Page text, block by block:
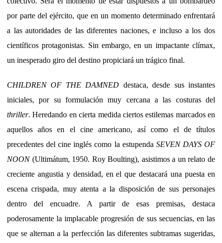
por parte del ejército, que en un momento determinado enfrentará
a las autoridades de las diferentes naciones, e incluso a los dos
científicos protagonistas. Sin embargo, en un impactante clímax,
un inesperado giro del destino propiciará un trágico final.
CHILDREN OF THE DAMNED destaca, desde sus instantes
iniciales, por su formulación muy cercana a las costuras del
thriller. Heredando en cierta medida ciertos estilemas marcados en
aquellos años en el cine americano, así como el de títulos
precedentes del cine inglés como la estupenda SEVEN DAYS OF
NOON(Ultimátum, 1950. Roy Boulting), asistimos a un relato de
creciente angustia y densidad, en el que destacará una puesta en
escena crispada, muy atenta a la disposición de sus personajes
dentro del encuadre. A partir de esas premisas, destaca
poderosamente la implacable progresión de sus secuencias, en las
que se alternan a la perfección las diferentes subtramas sugeridas,